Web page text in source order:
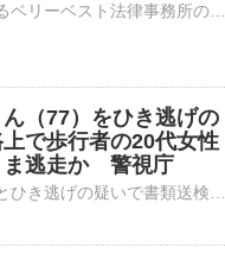
（77）をひき逃げの
で歩行者の20代女性
ま逃走か 警視庁